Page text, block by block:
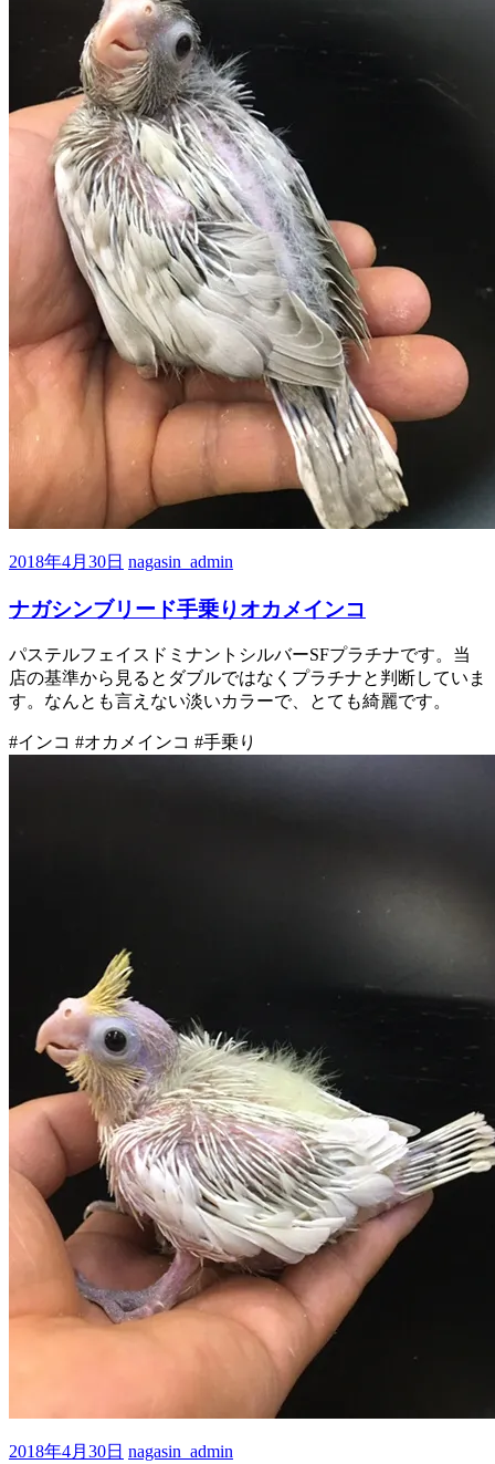
2018年4月30日 nagasin_admin
ナガシンブリード手乗りオカメインコ
パステルフェイスドミナントシルバーSFプラチナです。当
店の基準から見るとダブルではなくプラチナと判断していま
す。なんとも言えない淡いカラーで、とても綺麗です。
#インコ #オカメインコ #手乗り
2018年4月30日 nagasin_admin